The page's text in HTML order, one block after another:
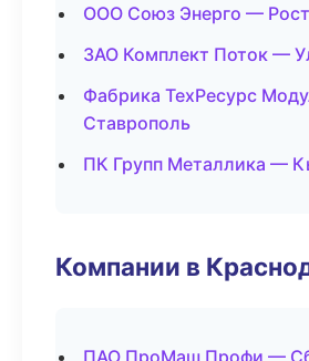
ООО Союз Энерго —
ЗАО Комплект Поток —
Фабрика ТехРесурс
Ставрополь
ПК Групп Металлика —
Компании в
ПАО ПроМаш Профи —